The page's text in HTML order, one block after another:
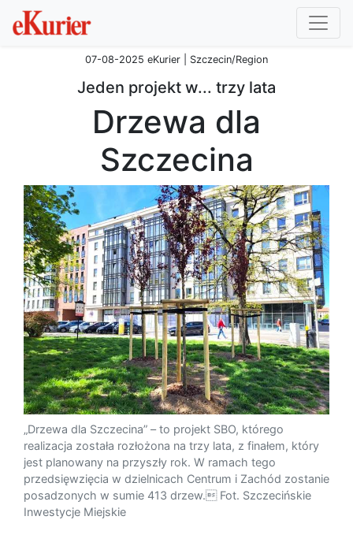
07-08-2025 eKurier | Szczecin/Region
Jeden projekt w... trzy lata
Drzewa dla
Szczecina
„Drzewa dla Szczecina” – to projekt SBO, którego
realizacja została rozłożona na trzy lata, z finałem, który
jest planowany na przyszły rok. W ramach tego
przedsięwzięcia w dzielnicach Centrum i Zachód zostanie
posadzonych w sumie 413 drzew. Fot. Szczecińskie
Inwestycje Miejskie